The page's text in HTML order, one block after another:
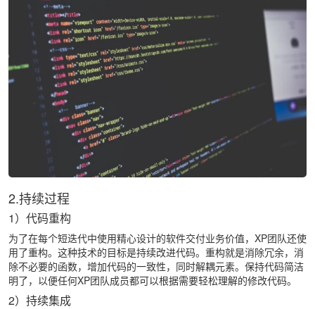
2.持续过程
1）代码重构
为了在每个短迭代中使用精心设计的软件交付业务价值，XP团队还使
用了重构。这种技术的目标是持续改进代码。重构就是消除冗余，消
除不必要的函数，增加代码的一致性，同时解耦元素。保持代码简洁
明了，以便任何XP团队成员都可以根据需要轻松理解的修改代码。
2）持续集成